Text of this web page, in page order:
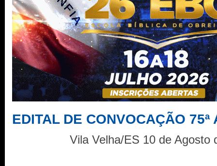
EDITAL DE CONVOCAÇÃO 75ª
Vila Velha/ES 10 de Agosto